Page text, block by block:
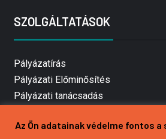
SZOLGÁLTATÁSOK
Pályázatírás
Pályázati Előminősítés
Pályázati tanácsadás
Mezőgazdasági pályázatírás
Az Ön adatainak védelme fontos a